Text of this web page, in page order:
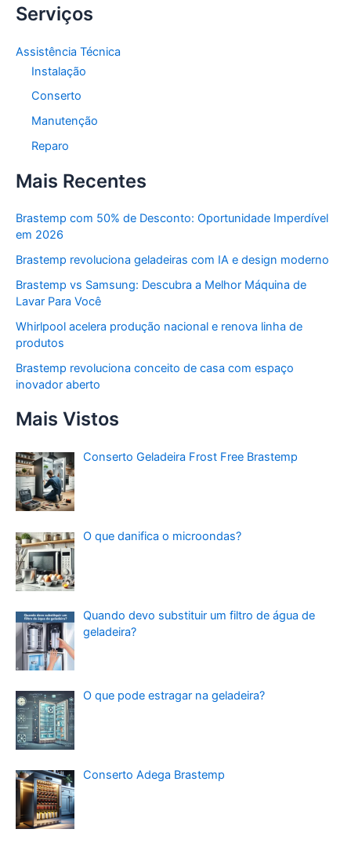
Serviços
Assistência Técnica
Instalação
Conserto
Manutenção
Reparo
Mais Recentes
Brastemp com 50% de Desconto: Oportunidade Imperdível
em 2026
Brastemp revoluciona geladeiras com IA e design moderno
Brastemp vs Samsung: Descubra a Melhor Máquina de
Lavar Para Você
Whirlpool acelera produção nacional e renova linha de
produtos
Brastemp revoluciona conceito de casa com espaço
inovador aberto
Mais Vistos
Conserto Geladeira Frost Free Brastemp
O que danifica o microondas?
Quando devo substituir um filtro de água de
geladeira?
O que pode estragar na geladeira?
Conserto Adega Brastemp